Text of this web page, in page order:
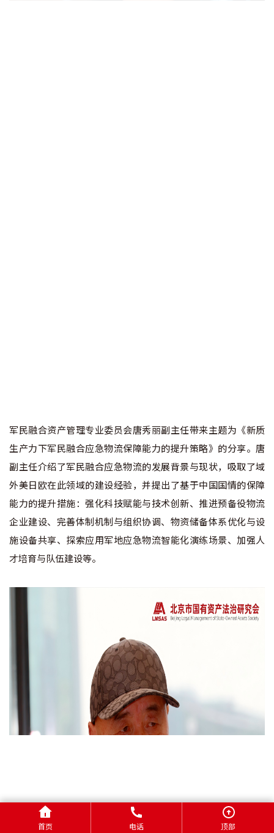
军民融合资产管理专业委员会唐秀丽副主任带来主题为《新质
生产力下军民融合应急物流保障能力的提升策略》的分享。唐
副主任介绍了军民融合应急物流的发展背景与现状，吸取了域
外美日欧在此领域的建设经验，并提出了基于中国国情的保障
能力的提升措施：强化科技赋能与技术创新、推进预备役物流
企业建设、完善体制机制与组织协调、物资储备体系优化与设
施设备共享、探索应用军地应急物流智能化演练场景、加强人
才培育与队伍建设等。
首页 电话 顶部